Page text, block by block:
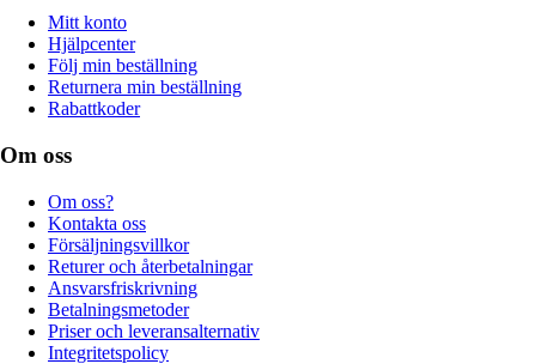
Mitt konto
Hjälpcenter
Följ min beställning
Returnera min beställning
Rabattkoder
Om oss
Om oss?
Kontakta oss
Försäljningsvillkor
Returer och återbetalningar
Ansvarsfriskrivning
Betalningsmetoder
Priser och leveransalternativ
Integritetspolicy